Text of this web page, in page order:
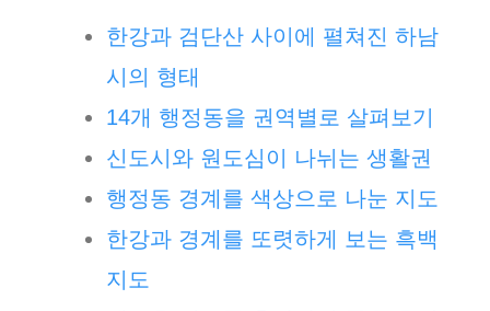
한강과 검단산 사이에 펼쳐진 하남
시의 형태
14개 행정동을 권역별로 살펴보기
신도시와 원도심이 나뉘는 생활권
행정동 경계를 색상으로 나눈 지도
한강과 경계를 또렷하게 보는 흑백
지도